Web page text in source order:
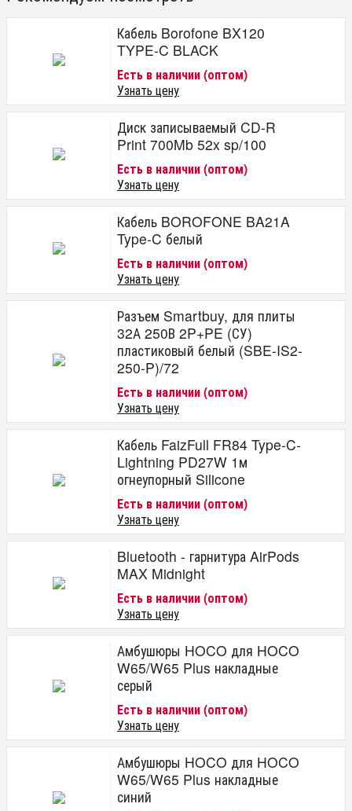
Кабель Borofone BX120
TYPE-C BLACK
Есть в наличии (оптом)
Узнать цену
Диск записываемый CD-R
Print 700Mb 52x sp/100
Есть в наличии (оптом)
Узнать цену
Кабель BOROFONE BA21A
Type-C белый
Есть в наличии (оптом)
Узнать цену
Разъем Smartbuy, для плиты
32А 250В 2P+PE (СУ)
пластиковый белый (SBE-IS2-
250-P)/72
Есть в наличии (оптом)
Узнать цену
Кабель FaizFull FR84 Type-C-
Lightning PD27W 1м
огнеупорный Silicone
Есть в наличии (оптом)
Узнать цену
Bluetooth - гарнитура AirPods
MAX Midnight
Есть в наличии (оптом)
Узнать цену
Амбушюры HOCO для HOCO
W65/W65 Plus накладные
серый
Есть в наличии (оптом)
Узнать цену
Амбушюры HOCO для HOCO
W65/W65 Plus накладные
синий